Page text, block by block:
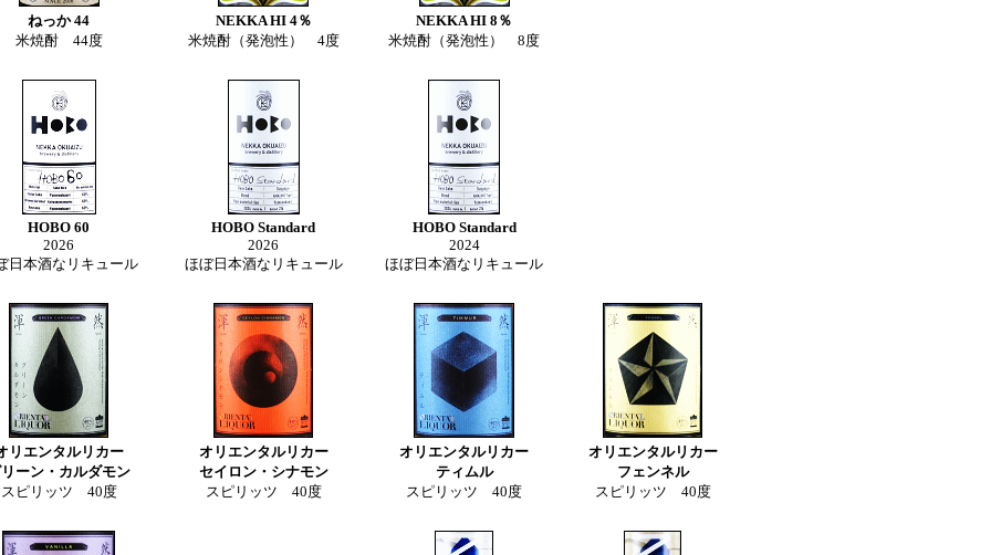
ねっか 44
米焼酎 44度
NEKKA HI 4％
米焼酎（発泡性） 4度
NEKKA HI 8％
米焼酎（発泡性） 8度
HOBO 60
2026
日本酒なリキュール
HOBO Standard
2026
ほぼ日本酒なリキュール
HOBO Standard
2024
ほぼ日本酒なリキュール
リエンタルリカー
ーン・カルダモン
スピリッツ 40度
オリエンタルリカー
セイロン・シナモン
スピリッツ 40度
オリエンタルリカー
ティムル
スピリッツ 40度
オリエンタルリカー
フェンネル
スピリッツ 40度